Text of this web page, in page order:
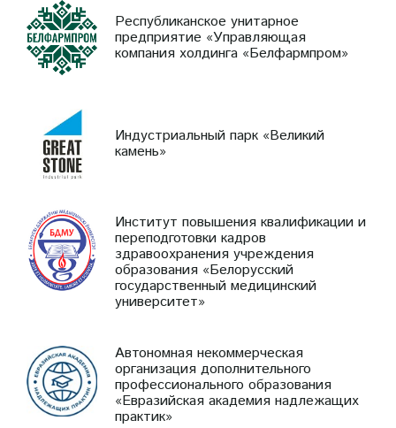
Республиканское унитарное
предприятие «Управляющая
компания холдинга «Белфармпром»
Индустриальный парк «Великий
камень»
Институт повышения квалификации и
переподготовки кадров
здравоохранения учреждения
образования «Белорусский
государственный медицинский
университет»
Автономная некоммерческая
организация дополнительного
профессионального образования
«Евразийская академия надлежащих
практик»